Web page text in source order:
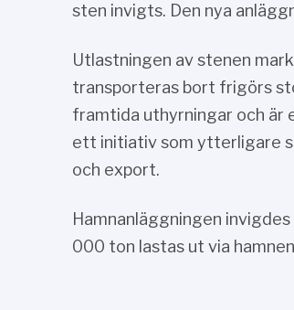
sten invigts. Den nya
Utlastningen av stenen
transporteras bort frigörs
framtida uthyrningar och
ett initiativ som ytterligare
och export.
Hamnanläggningen
000 ton lastas ut via